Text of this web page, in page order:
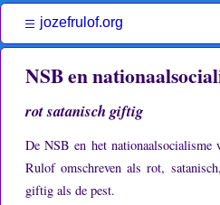
jozefrulof.org
NSB en
rot satanisch giftig
De NSB en het nationaalsocialisme
Rulof omschreven als rot,
giftig als de pest.